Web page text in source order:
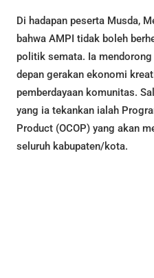
Di hadapan peserta Musda,
bahwa AMPI tidak boleh
politik semata. Ia
depan gerakan ekonomi
pemberdayaan komunitas.
yang ia tekankan ialah
Product (OCOP) yang akan
seluruh kabupaten/kota.